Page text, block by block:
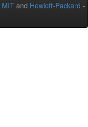
MIT and Hewlett-Packard -